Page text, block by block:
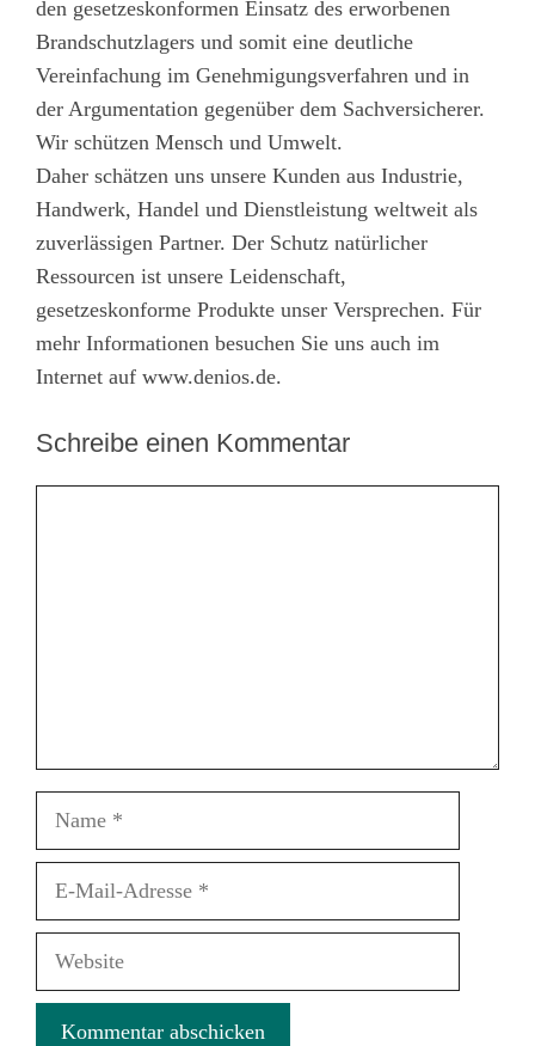
den gesetzeskonformen Einsatz des erworbenen
Brandschutzlagers und somit eine deutliche
Vereinfachung im Genehmigungsverfahren und in
der Argumentation gegenüber dem Sachversicherer.
Wir schützen Mensch und Umwelt.
Daher schätzen uns unsere Kunden aus Industrie,
Handwerk, Handel und Dienstleistung weltweit als
zuverlässigen Partner. Der Schutz natürlicher
Ressourcen ist unsere Leidenschaft,
gesetzeskonforme Produkte unser Versprechen. Für
mehr Informationen besuchen Sie uns auch im
Internet auf www.denios.de.
Schreibe einen Kommentar